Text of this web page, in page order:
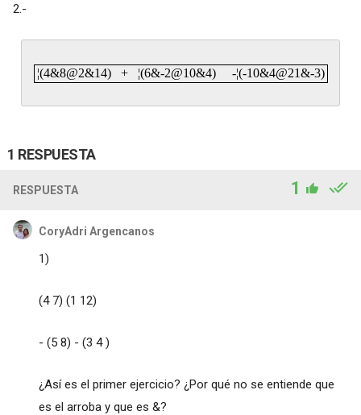
2.-
¦(4&8@2&14) + ¦(6&-2@10&4) -¦(-10&4@21&-3)
1 RESPUESTA
RESPUESTA 1
CoryAdri Argencanos
1)
(4 7) (1 12)
- (5 8) - (3 4 )
¿Así es el primer ejercicio? ¿Por qué no se entiende que
es el arroba y que es &?